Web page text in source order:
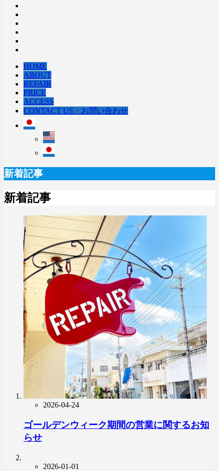
HOME
ABOUT
REPAIR
PRICE
ACCESS
CONTACT US・お問い合わせ
新着記事
新着記事
2026-04-24
ゴールデンウィーク期間の営業に関するお知
らせ
2026-01-01